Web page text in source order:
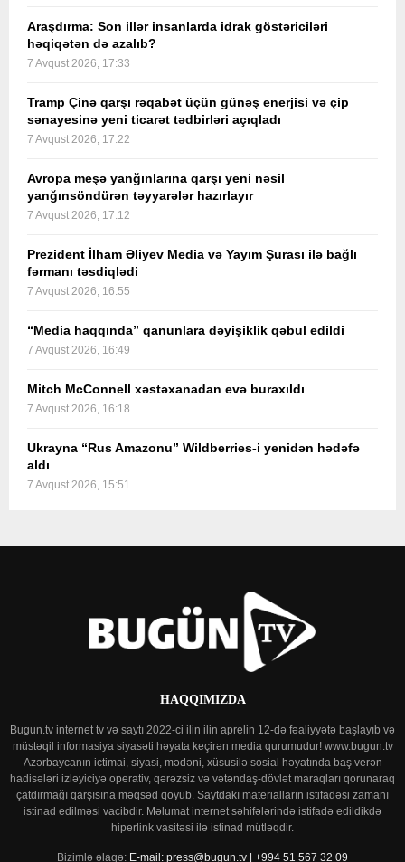
Araşdırma: Son illər insanlarda idrak göstəriciləri
həqiqətən də azalıb?
7 Avqust 2026, 17:33
Tramp Çinə qarşı rəqabət üçün günəş enerjisi və çip
sənayesinə yeni ticarət tədbirləri açıqladı
7 Avqust 2026, 17:22
Avropa meşə yanğınlarına qarşı yeni nəsil
yanğınsöndürən təyyarələr hazırlayır
7 Avqust 2026, 17:12
Prezident İlham Əliyev Media və Yayım Şurası ilə bağlı
fərmanı təsdiqlədi
7 Avqust 2026, 16:55
“Media haqqında” qanunlara dəyişiklik qəbul edildi
7 Avqust 2026, 16:49
Mitch McConnell xəstəxanadan evə buraxıldı
7 Avqust 2026, 16:18
Ukrayna “Rus Amazonu” Wildberries-i yenidən hədəfə
aldı
7 Avqust 2026, 15:51
HAQQIMIZDA
Bugun.tv internet tv və saytı 2022-ci ilin ilin aprelin 12-də fəaliyyətə başlayıb və
müstəqil informasiya siyasəti həyata keçirən media qurumudur! www.bugun.tv
Azərbaycanın ictimai, siyasi, mədəni, xüsusilə sosial həyatında baş verən
hadisələri izləyiciyə operativ, qərəzsiz və vətəndaş-dövlət maraqları qorunaraq
çatdırmağı qarşısına məqsəd qoyub. Saytdakı materialların istifadəsi zamanı
istinad edilməsi vacibdir. Məlumat internet səhifələrində istifadə edildikdə
hiperlink vasitəsi ilə istinad mütləqdir.
Bizimlə əlaqə: E-mail: press@bugun.tv | +994 51 567 32 09